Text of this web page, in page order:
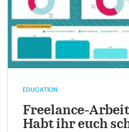
EDUCATION
Freelance-
Habt ihr euch